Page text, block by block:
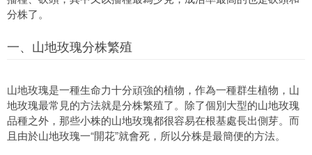
分株了。
一、山地玫瑰分株繁殖
山地玫瑰是一種生命力十分頑強的植物，作為一種群生植物，山
地玫瑰最常見的方法就是分株繁殖了。除了個別大型的山地玫瑰
品種之外，那些小株的山地玫瑰都很容易在根基處長出側芽。而
且由於山地玫瑰一“開花”就會死，所以分株是最簡便的方法。